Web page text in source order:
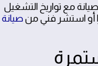
مع تواريخ التشغيل
أو استشر فني منصيانة